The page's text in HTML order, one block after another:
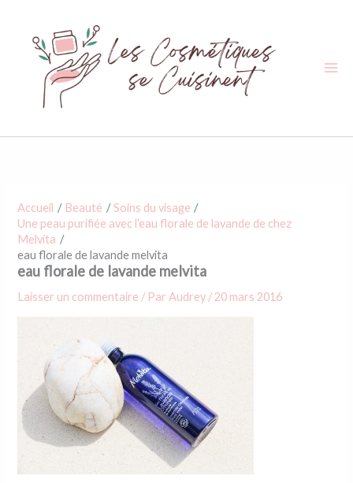
contenu
Accueil Beauté
Soins du visage
Une peau purifiée avec l’eau florale de lavande de chez
Melvita
eau florale de lavande melvita
eau florale de lavande melvita
Laisser un commentaire / ParAudrey / 20 mars 2016